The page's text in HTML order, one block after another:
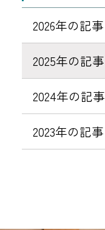
ッ
シ
ュ
バ
ッ
ク
特
典
」
2026年の記事
2025年の記事
2024年の記事
2023年の記事